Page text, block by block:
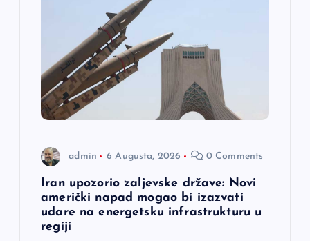
admin 6 Augusta, 2026 0 Comments
Iran upozorio zaljevske države: Novi
američki napad mogao bi izazvati
udare na energetsku infrastrukturu u
regiji